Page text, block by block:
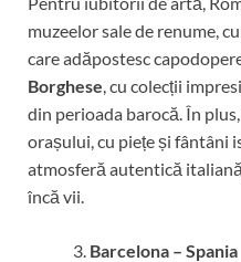
muzeelor sale de renume,
care adăpostesc
Borghese, cu colecții
din perioada barocă. În
orașului, cu piețe și fântâni
atmosferă autentică
încă vii.
Barcelona – Spania